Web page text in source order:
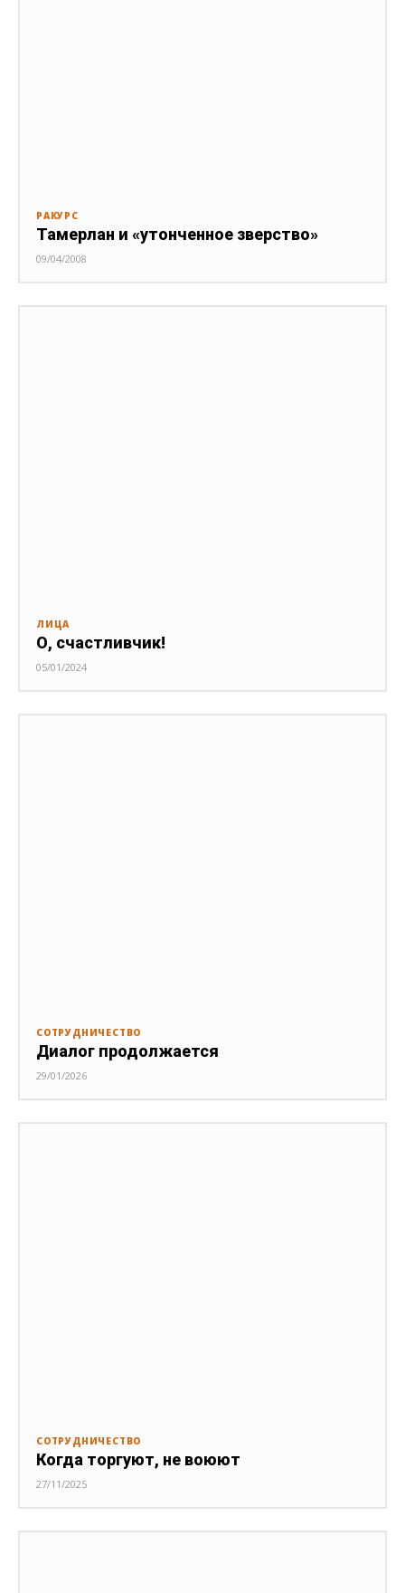
РАКУРС
Тамерлан и «утонченное зверство»
09/04/2008
ЛИЦА
О, счастливчик!
05/01/2024
СОТРУДНИЧЕСТВО
Диалог продолжается
29/01/2026
СОТРУДНИЧЕСТВО
Когда торгуют, не воюют
27/11/2025